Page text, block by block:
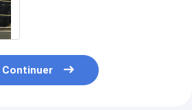
Continuer